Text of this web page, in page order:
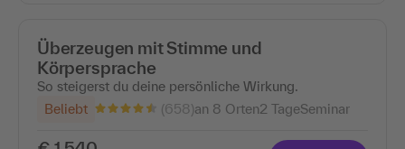
Überzeugen mit Stimme und
Körpersprache
So steigerst du deine persönliche Wirkung.
Beliebt
(658)an 8 Orten2 TageSeminar